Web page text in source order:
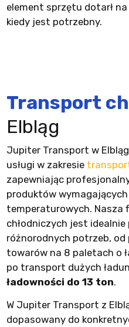
element sprzętu dotarł
kiedy jest potrzebny.
Transport
Elbląg
Jupiter Transport w
usługi w zakresie
zapewniając
produktów
temperaturowych. Nasza
chłodniczych jest
różnorodnych potrzeb,
towarów na 8 paletach o
po transport dużych
ładowności do 13 ton.
W Jupiter Transport z
dopasowany do